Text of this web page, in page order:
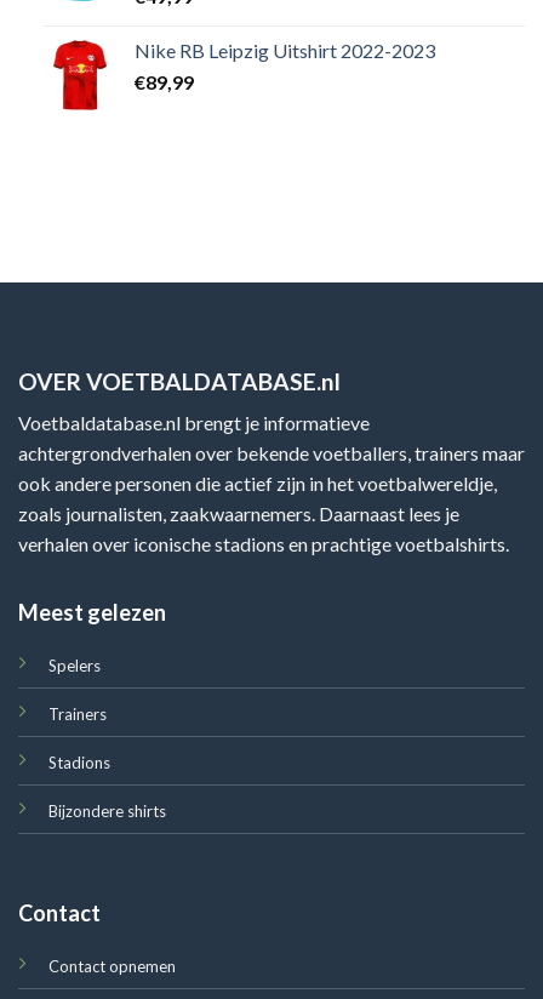
Nike RB Leipzig Uitshirt 2022-2023
€89,99
OVER VOETBALDATABASE.nl
Voetbaldatabase.nl brengt je informatieve
achtergrondverhalen over bekende voetballers, trainers maar
ook andere personen die actief zijn in het voetbalwereldje,
zoals journalisten, zaakwaarnemers. Daarnaast lees je
verhalen over iconische stadions en prachtige voetbalshirts.
Meest gelezen
Spelers
Trainers
Stadions
Bijzondere shirts
Contact
Contact opnemen